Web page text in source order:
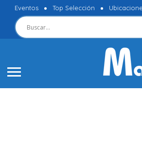
Eventos Top Selección